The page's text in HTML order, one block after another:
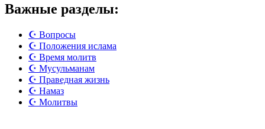
Важные разделы:
☪️ Вопросы
☪️ Положения ислама
☪️ Время молитв
☪️ Мусульманам
☪️ Праведная жизнь
☪️ Намаз
☪️ Молитвы